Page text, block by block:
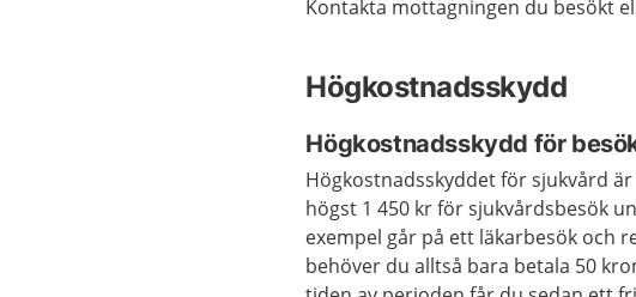
Kontakta mottagningen du besökt
Högkostnadsskydd
Högkostnadsskydd för
Högkostnadsskyddet för sjukvård
högst 1 450 kr för sjukvårdsbesök
exempel går på ett läkarbesök och
behöver du alltså bara betala 50